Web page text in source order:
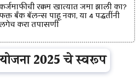
रक्कम खात्यात जमा झाली का?
बँक बॅलन्स पाहू नका, या 4 पद्धतींनी
करा तपासणी
योजना 2025 चे स्वरूप